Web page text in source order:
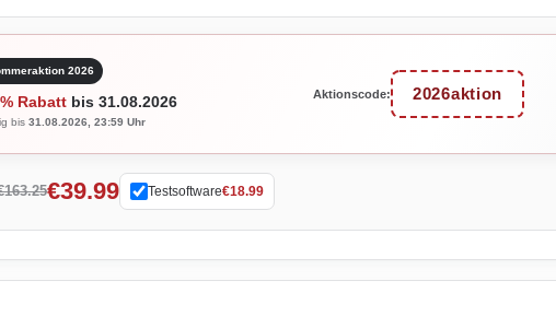
2026
Rabatt bis 31.08.2026
bis 31.08.2026, 23:59 Uhr
Aktionscode: 2026aktion
€39.99 Testsoftware€18.99